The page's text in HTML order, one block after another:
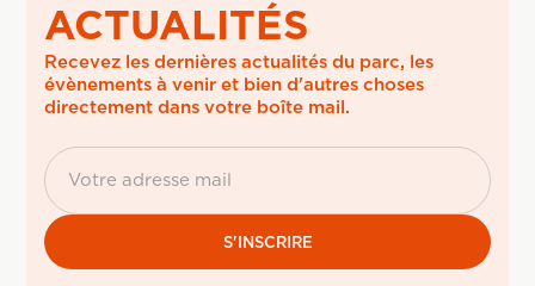
ACTUALITÉS
Recevez les dernières actualités du parc, les
évènements à venir et bien d'autres choses
directement dans votre boîte mail.